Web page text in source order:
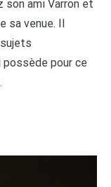
son ami Varron et
sa venue. Il
pour ce